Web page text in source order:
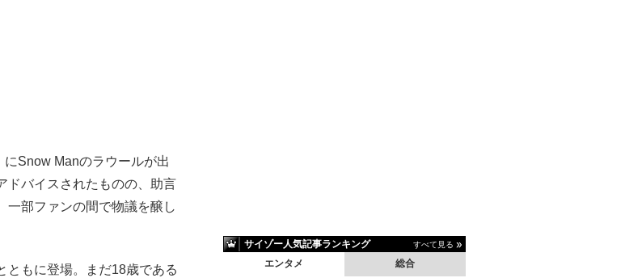
Snow Manのラウールが出
ドバイスされたものの、助言
一部ファンの間で物議を醸し
もに登場。まだ18歳である
サイゾー人気記事ランキング すべて見る
エンタメ 総合